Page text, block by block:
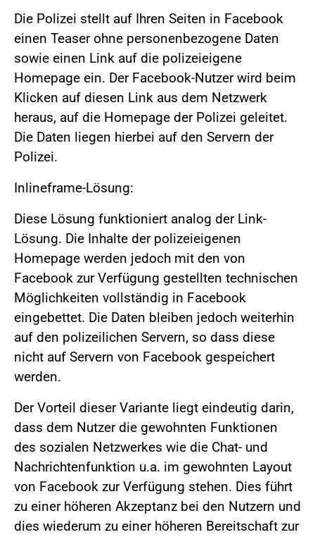
Die Polizei stellt auf Ihren Seiten in Facebook
einen Teaser ohne personenbezogene Daten
sowie einen Link auf die polizeieigene
Homepage ein. Der Facebook-Nutzer wird beim
Klicken auf diesen Link aus dem Netzwerk
heraus, auf die Homepage der Polizei geleitet.
Die Daten liegen hierbei auf den Servern der
Polizei.
Inlineframe-Lösung:
Diese Lösung funktioniert analog der Link-
Lösung. Die Inhalte der polizeieigenen
Homepage werden jedoch mit den von
Facebook zur Verfügung gestellten technischen
Möglichkeiten vollständig in Facebook
eingebettet. Die Daten bleiben jedoch weiterhin
auf den polizeilichen Servern, so dass diese
nicht auf Servern von Facebook gespeichert
werden.
Der Vorteil dieser Variante liegt eindeutig darin,
dass dem Nutzer die gewohnten Funktionen
des sozialen Netzwerkes wie die Chat- und
Nachrichtenfunktion u.a. im gewohnten Layout
von Facebook zur Verfügung stehen. Dies führt
zu einer höheren Akzeptanz bei den Nutzern und
dies wiederum zu einer höheren Bereitschaft zur